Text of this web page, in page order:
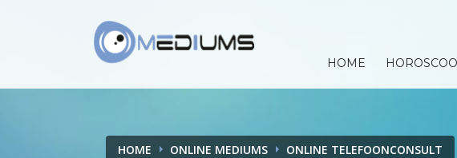
HOME
HOME ONLINE MEDIUMS ONLINE TELEFOONCONSULT